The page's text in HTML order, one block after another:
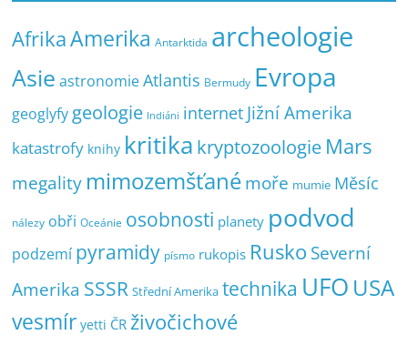
AfrikaAmerika Antarktida archeologie
Asie astronomie Atlantis Bermudy Evropa
geoglyfy geologie Indiáni internet Jižní Amerika
katastrofy knihy kritika kryptozoologie Mars
megality mimozemšťanémoře mumie Měsíc
nálezy obři Oceánie osobnosti planety podvod
podzemí pyramidy písmo rukopis Rusko Severní
Amerika SSSR Střední Amerika technika UFO USA
vesmír yetti ČR živočichové